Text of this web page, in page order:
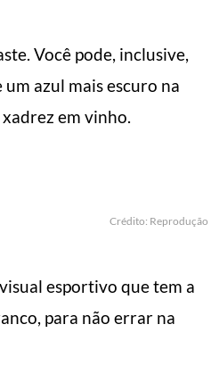
Você pode, inclusive,
azul mais escuro na
em vinho.
Crédito: Reprodução
esportivo que tem a
para não errar na